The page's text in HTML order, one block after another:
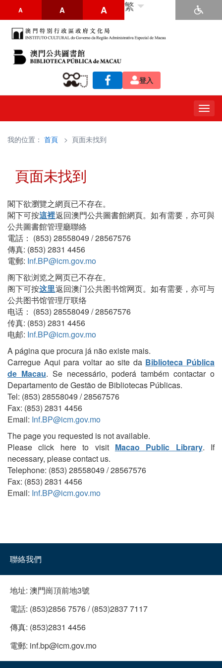
A A A 繁
登入
我的位置： 首頁 > 頁面未找到
頁面未找到
閣下欲瀏覽之網頁已不存在。
閣下可按這裡返回澳門公共圖書館網頁。如有需要，亦可與
公共圖書館管理廳聯絡
電話： (853) 28558049 / 28567576
傳真: (853) 2831 4456
電郵: Inf.BP@icm.gov.mo
阁下欲浏览之网页已不存在。
阁下可按这里返回澳门公共图书馆网页。如有需要，亦可与
公共图书馆管理厅联络
电话： (853) 28558049 / 28567576
传真: (853) 2831 4456
电邮: Inf.BP@icm.gov.mo
A página que procura já não existe mais.
Carregue Aqui para voltar ao site da Biblioteca Pública
de Macau. Se necessário, poderá também contactar o
Departamento de Gestão de Bibliotecas Públicas.
Tel: (853) 28558049 / 28567576
Fax: (853) 2831 4456
Email: Inf.BP@icm.gov.mo
The page you requested is not available.
Please click here to visit Macao Public Library. If
necessary, please contact us.
Telephone: (853) 28558049 / 28567576
Fax: (853) 2831 4456
Email: Inf.BP@icm.gov.mo
聯絡我們
地址: 澳門崗頂前地3號
電話: (853)2856 7576 / (853)2837 7117
傳真: (853)2831 4456
電郵: inf.bp@icm.gov.mo